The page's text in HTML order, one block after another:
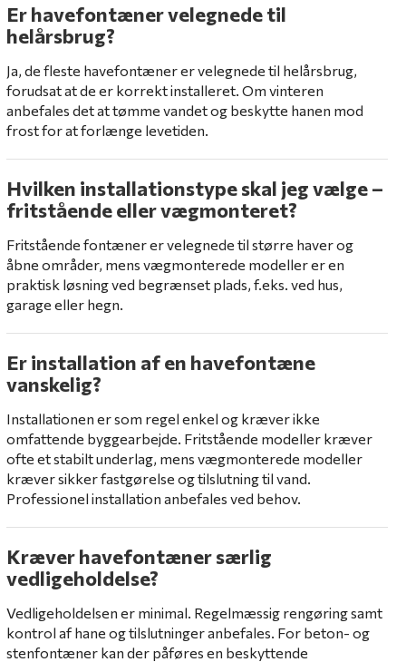
Er havefontæner velegnede til
helårsbrug?
Ja, de fleste havefontæner er velegnede til helårsbrug,
forudsat at de er korrekt installeret. Om vinteren
anbefales det at tømme vandet og beskytte hanen mod
frost for at forlænge levetiden.
Hvilken installationstype skal jeg vælge –
fritstående eller vægmonteret?
Fritstående fontæner er velegnede til større haver og
åbne områder, mens vægmonterede modeller er en
praktisk løsning ved begrænset plads, f.eks. ved hus,
garage eller hegn.
Er installation af en havefontæne
vanskelig?
Installationen er som regel enkel og kræver ikke
omfattende byggearbejde. Fritstående modeller kræver
ofte et stabilt underlag, mens vægmonterede modeller
kræver sikker fastgørelse og tilslutning til vand.
Professionel installation anbefales ved behov.
Kræver havefontæner særlig
vedligeholdelse?
Vedligeholdelsen er minimal. Regelmæssig rengøring samt
kontrol af hane og tilslutninger anbefales. For beton- og
stenfontæner kan der påføres en beskyttende